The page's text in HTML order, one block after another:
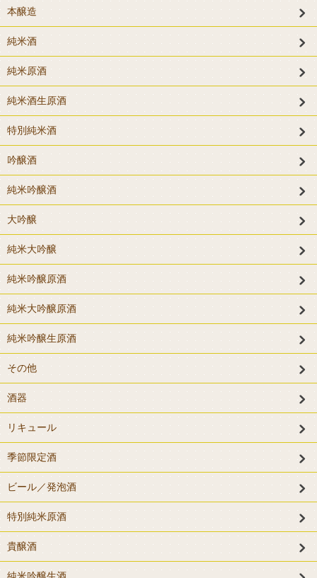
本醸造
純米酒
純米原酒
純米酒生原酒
特別純米酒
吟醸酒
純米吟醸酒
大吟醸
純米大吟醸
純米吟醸原酒
純米大吟醸原酒
純米吟醸生原酒
その他
酒器
リキュール
季節限定酒
ビール／発泡酒
特別純米原酒
貴醸酒
純米吟醸生酒